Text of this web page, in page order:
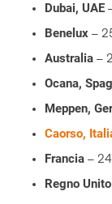
Dubai, UAE
Benelux –
Australia –
Ocana,
Meppen,
Caorso,
Francia –
Regno